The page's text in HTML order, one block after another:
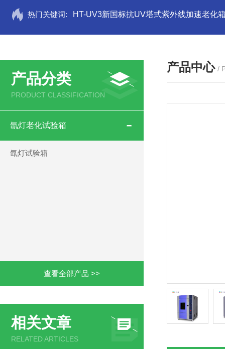
热门关键词: HT-UV3新国标抗UV塔式紫外线加速老化
产品分类
PRODUCT CLASSIFICATION
氙灯老化试验箱
氙灯试验箱
查看全部产品 >>
相关文章
RELATED ARTICLES
产品中心 /